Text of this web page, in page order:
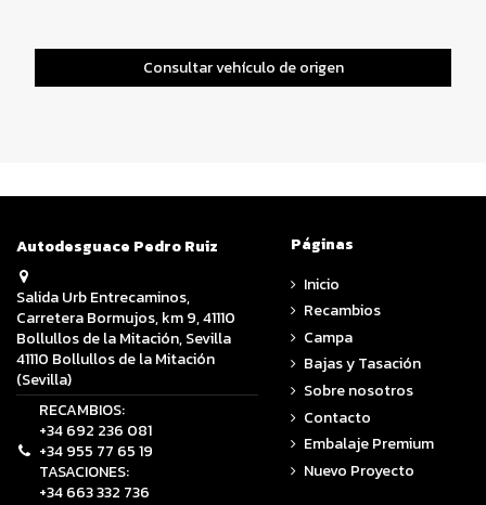
Consultar vehículo de origen
Autodesguace Pedro Ruiz
Salida Urb Entrecaminos,
Carretera Bormujos, km 9, 41110
Bollullos de la Mitación, Sevilla
41110 Bollullos de la Mitación
(Sevilla)
RECAMBIOS:
+34 692 236 081
+34 955 77 65 19
TASACIONES:
+34 663 332 736
Páginas
Inicio
Recambios
Campa
Bajas y Tasación
Sobre nosotros
Contacto
Embalaje Premium
Nuevo Proyecto